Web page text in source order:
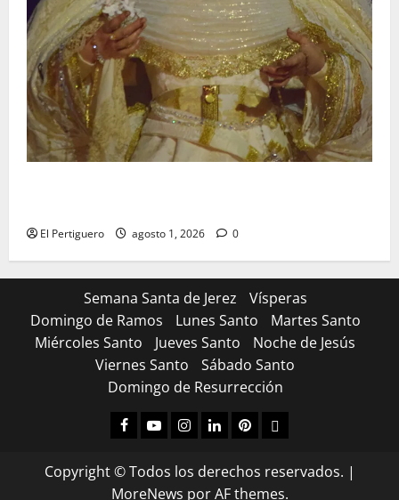
El Pertiguero agosto 1, 2026 0
Semana Santa de Jerez
Vísperas
Domingo de Ramos
Lunes Santo
Martes Santo
Miércoles Santo
Jueves Santo
Noche de Jesús
Viernes Santo
Sábado Santo
Domingo de Resurrección
Facebook
YoutubeInstagram
LinkedPinterestDribbble
Copyright © Todos los derechos reservados. |
MoreNews por AF themes.